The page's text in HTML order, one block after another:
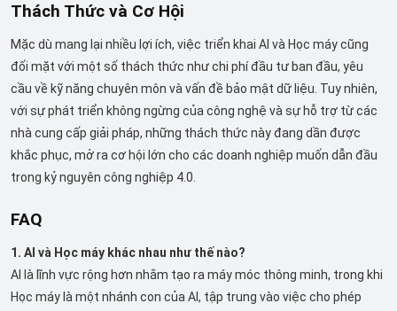
Thách Thức và Cơ Hội
Mặc dù mang lại nhiều lợi ích, việc triển khai AI và Học máy cũng
đối mặt với một số thách thức như chi phí đầu tư ban đầu, yêu
cầu về kỹ năng chuyên môn và vấn đề bảo mật dữ liệu. Tuy nhiên,
với sự phát triển không ngừng của công nghệ và sự hỗ trợ từ các
nhà cung cấp giải pháp, những thách thức này đang dần được
khắc phục, mở ra cơ hội lớn cho các doanh nghiệp muốn dẫn đầu
trong kỷ nguyên công nghiệp 4.0.
FAQ
1. AI và Học máy khác nhau như thế nào?
AI là lĩnh vực rộng hơn nhằm tạo ra máy móc thông minh, trong khi
Học máy là một nhánh con của AI, tập trung vào việc cho phép